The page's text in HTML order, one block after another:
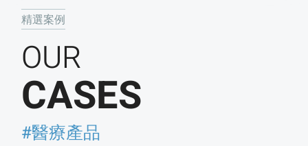
精選案例
OUR
CASES
#醫療產品